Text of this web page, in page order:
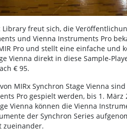
Library freut sich, die
und Vienna Instruments Pro
Pro und stellt eine einfache und
Vienna direkt in diese Sample-
€ 95.
MIRx Synchron Stage Vienna
Pro gespielt werden, bis 1. März
Vienna können die Vienna
der Synchron Series
zueinander.